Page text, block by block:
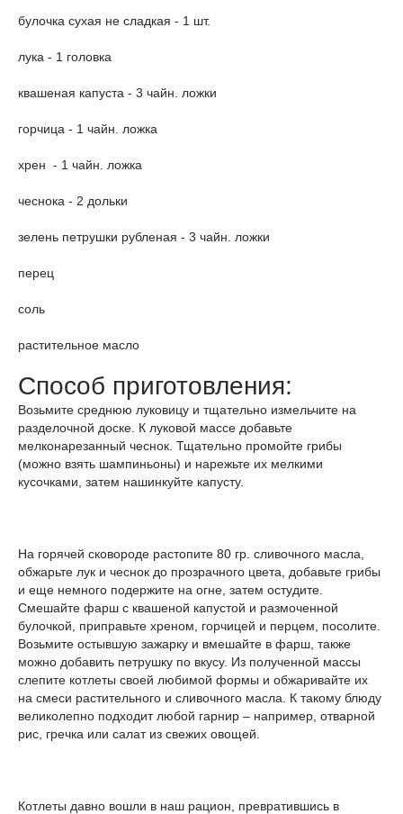
булочка сухая не сладкая - 1 шт.
лука - 1 головка
квашеная капуста - 3 чайн. ложки
горчица - 1 чайн. ложка
хрен - 1 чайн. ложка
чеснока - 2 дольки
зелень петрушки рубленая - 3 чайн. ложки
перец
соль
растительное масло
Способ приготовления:
Возьмите среднюю луковицу и тщательно измельчите на
разделочной доске. К луковой массе добавьте
мелконарезанный чеснок. Тщательно промойте грибы
(можно взять шампиньоны) и нарежьте их мелкими
кусочками, затем нашинкуйте капусту.
На горячей сковороде растопите 80 гр. сливочного масла,
обжарьте лук и чеснок до прозрачного цвета, добавьте грибы
и еще немного подержите на огне, затем остудите.
Смешайте фарш с квашеной капустой и размоченной
булочкой, приправьте хреном, горчицей и перцем, посолите.
Возьмите остывшую зажарку и вмешайте в фарш, также
можно добавить петрушку по вкусу. Из полученной массы
слепите котлеты своей любимой формы и обжаривайте их
на смеси растительного и сливочного масла. К такому блюду
великолепно подходит любой гарнир – например, отварной
рис, гречка или салат из свежих овощей.
Котлеты давно вошли в наш рацион, превратившись в